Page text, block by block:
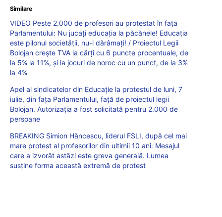
Similare
VIDEO Peste 2.000 de profesori au protestat în fața
Parlamentului: Nu jucați educația la păcănele! Educația
este pilonul societății, nu-l dărâmați! / Proiectul Legii
Bolojan crește TVA la cărți cu 6 puncte procentuale, de
la 5% la 11%, și la jocuri de noroc cu un punct, de la 3%
la 4%
Apel al sindicatelor din Educație la protestul de luni, 7
iulie, din fața Parlamentului, față de proiectul legii
Bolojan. Autorizația a fost solicitată pentru 2.000 de
persoane
BREAKING Simion Hăncescu, liderul FSLI, după cel mai
mare protest al profesorilor din ultimii 10 ani: Mesajul
care a izvorât astăzi este greva generală. Lumea
susține forma această extremă de protest